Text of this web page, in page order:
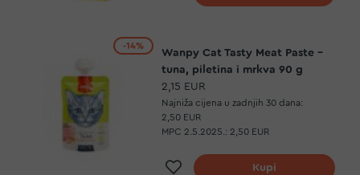
-14%
Wanpy Cat Tasty Meat Paste -
tuna, piletina i mrkva 90 g
2,15 EUR
Najniža cijena u zadnjih 30 dana:
2,50 EUR
MPC 2.5.2025.: 2,50 EUR
Dodaj na listu želja
Kupi